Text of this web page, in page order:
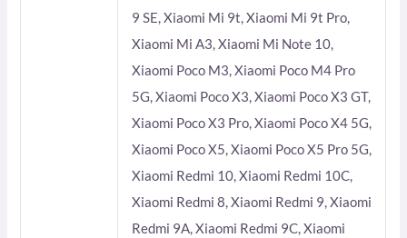
9 SE, Xiaomi Mi 9t, Xiaomi Mi 9t Pro,
Xiaomi Mi A3, Xiaomi Mi Note 10,
Xiaomi Poco M3, Xiaomi Poco M4 Pro
5G, Xiaomi Poco X3, Xiaomi Poco X3 GT,
Xiaomi Poco X3 Pro, Xiaomi Poco X4 5G,
Xiaomi Poco X5, Xiaomi Poco X5 Pro 5G,
Xiaomi Redmi 10, Xiaomi Redmi 10C,
Xiaomi Redmi 8, Xiaomi Redmi 9, Xiaomi
Redmi 9A, Xiaomi Redmi 9C, Xiaomi